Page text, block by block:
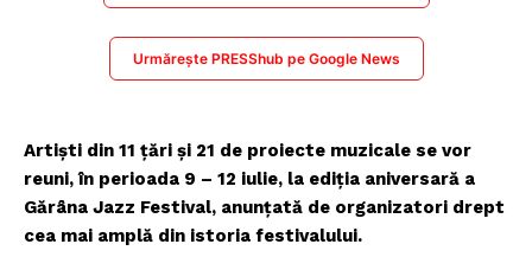
Urmărește PRESShub pe Google News
Artişti din 11 ţări şi 21 de proiecte muzicale se vor
reuni, în perioada 9 – 12 iulie, la ediţia aniversară a
Gărâna Jazz Festival, anunţată de organizatori drept
cea mai amplă din istoria festivalului.